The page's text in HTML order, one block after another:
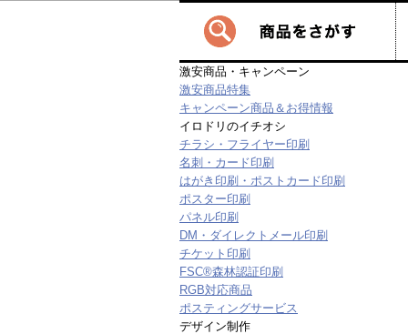
激安商品・キャンペーン
激安商品特集
キャンペーン商品＆お得情報
イロドリのイチオシ
チラシ・フライヤー印刷
名刺・カード印刷
はがき印刷・ポストカード印刷
ポスター印刷
パネル印刷
DM・ダイレクトメール印刷
チケット印刷
FSC®森林認証印刷
RGB対応商品
ポスティングサービス
デザイン制作